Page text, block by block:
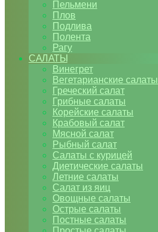
Пельмени
Плов
Подлива
Полента
Рагу
САЛАТЫ
Винегрет
Вегетарианские салаты
Греческий салат
Грибные салаты
Корейские салаты
Крабовый салат
Мясной салат
Рыбный салат
Салаты с курицей
Диетические салаты
Летние салаты
Салат из яиц
Овощные салаты
Острые салаты
Постные салаты